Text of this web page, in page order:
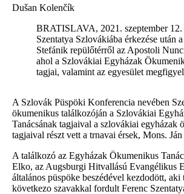
Dušan Kolenčík
BRATISLAVA, 2021. szeptember 12.
Szentatya Szlovákiába érkezése után
Stefánik repülőtérről az Apostoli
ahol a Szlovákiai Egyházak
tagjai, valamint az egyesület
A Szlovák Püspöki Konferencia nevében
ökumenikus találkozóján a Szlovákiai
Tanácsának tagjaival a szlovákiai egyházak
tagjaival részt vett a trnavai érsek, Mons.
A találkozó az Egyházak Ökumenikus
Elko, az Augsburgi Hitvallású Evangélikus
általános püspöke beszédével kezdodött, aki
következo szavakkal fordult Ferenc